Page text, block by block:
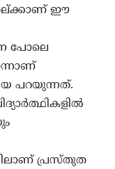
ഈ
പോലെ
പറയുന്നത്.
പ്രസ്തുത